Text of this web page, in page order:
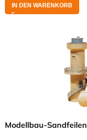
IN DEN WARENKORB
Modellbau-Sandfeilen